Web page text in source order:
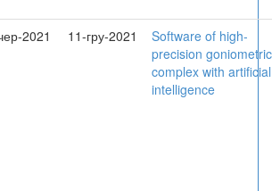
2021 11-гру-2021
Software of high-
precision goniometric
complex with artificial
intelligence